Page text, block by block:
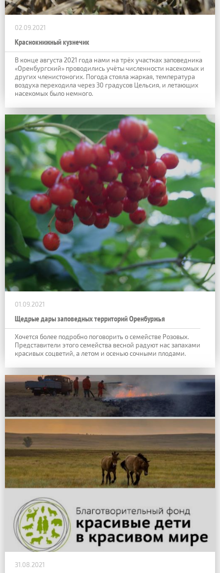
02.09.2021
Краснокнижный кузнечик
В конце августа 2021 года нами на трёх участках заповедника
«Оренбургский» проводились учёты численности насекомых и
других членистоногих. Погода стояла жаркая, температура
воздуха переходила через 30 градусов Цельсия, и летающих
насекомых было немного.
01.09.2021
Щедрые дары заповедных территорий Оренбуржья
Хочется более подробно поговорить о семействе Розовых.
Представители этого семейства весной радуют нас запахами
красивых соцветий, а летом и осенью сочными плодами.
31.08.2021